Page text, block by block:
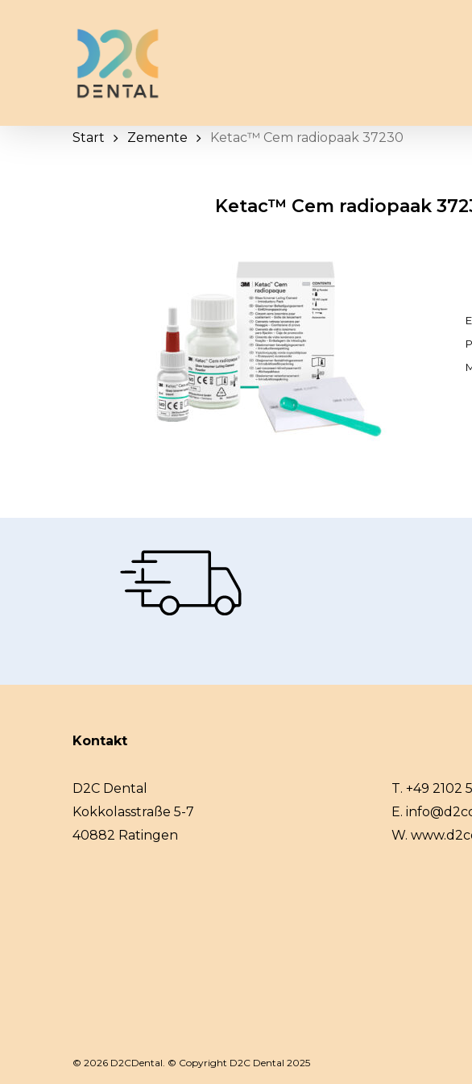
Start Zemente Ketac™ Cem radiopaak 37230
Ketac™ Cem radiopaak
Kontakt
D2C Dental
Kokkolasstraße 5-7
40882 Ratingen
T. +49 2102
E.
W.
© 2026 D2CDental. © Copyright D2C Dental 2025